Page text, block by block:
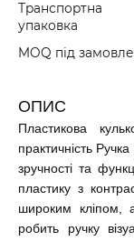
Транспортна
упаковка
MOQ під
ОПИС
Пластикова
практичність
зручності та
пластику з
широким кліпом,
робить ручку